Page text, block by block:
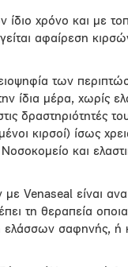
ίδιο χρόνο και με
αφαίρεση
των
ίδια μέρα, χωρίς
δραστηριότητές
κιρσοί) ίσως
και
Venaseal είναι
τη θεραπεία
ελάσσων σαφηνής, ή